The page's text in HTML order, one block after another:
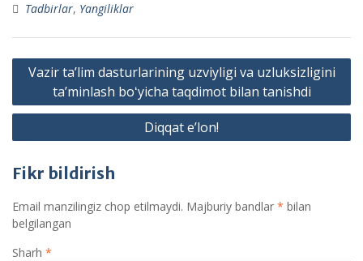
Tadbirlar, Yangiliklar
Post
menyusi
Vazir taʼlim dasturlarining uzviyligi va uzluksizligini
taʼminlash boʻyicha taqdimot bilan tanishdi
Diqqat e’lon!
Fikr bildirish
Email manzilingiz chop etilmaydi. Majburiy bandlar * bilan
belgilangan
Sharh *